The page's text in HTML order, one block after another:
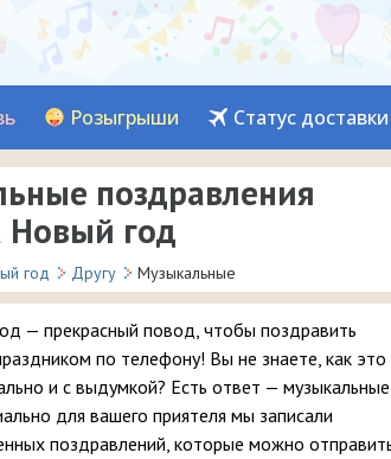
Розыгрыши Статус доставки
поздравления
Новый год
год Другу Музыкальные
— прекрасный повод, чтобы поздравить
по телефону! Вы не знаете, как это
и с выдумкой? Есть ответ — музыкальные
для вашего приятеля мы записали
поздравлений, которые можно